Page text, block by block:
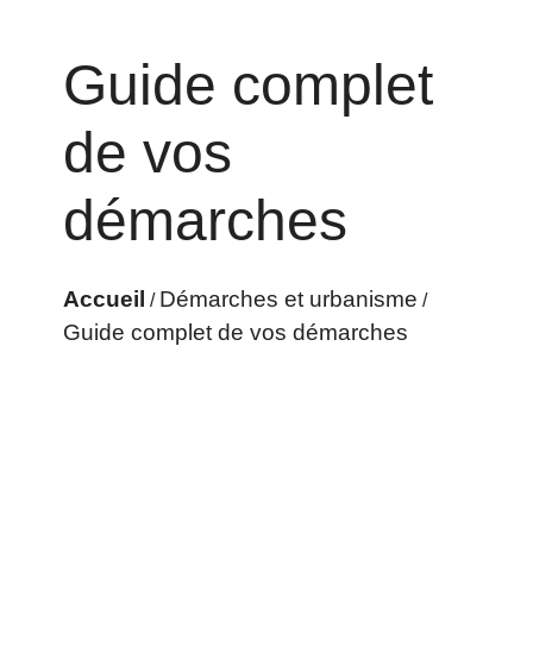
Guide complet
de vos
démarches
Accueil / Démarches et urbanisme /
Guide complet de vos démarches